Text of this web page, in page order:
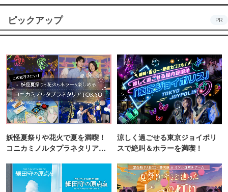
ピックアップ PR
妖怪夏祭りや花火で夏を満喫！
コニカミノルタプラネタリア
涼しく過ごせる東京ジョイポリ
スで絶叫＆ホラーを満喫！